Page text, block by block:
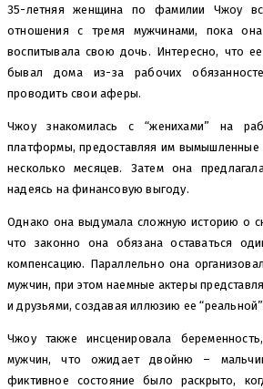
35-летняя женщина по фамилии Чжоу
отношения с тремя мужчинами, пока
воспитывала свою дочь. Интересно, что
бывал дома из-за рабочих
проводить свои аферы.
Чжоу знакомилась с “женихами” на
платформы, предоставляя им вымышленные
несколько месяцев. Затем она
надеясь на финансовую выгоду.
Однако она выдумала сложную историю о
что законно она обязана оставаться
компенсацию. Параллельно она
мужчин, при этом наемные актеры
и друзьями, создавая иллюзию ее
Чжоу также инсценировала
мужчин, что ожидает двойню –
фиктивное состояние было раскрыто,